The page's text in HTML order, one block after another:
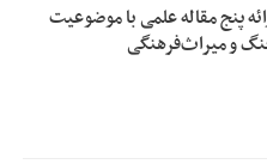
پنج مقاله علمی با موضوعیت
و میراث‌فرهنگی